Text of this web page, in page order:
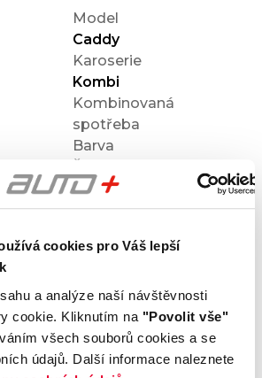
cookies pro Váš lepší
a analýze naší návštěvnosti
cookie. Kliknutím na "Povolit vše"
všech souborů cookies a se
údajů. Další informace naleznete
Model
Caddy
Karoserie
Kombi
Kombinovaná
spotřeba
Barva
Odpočet DPH
S odpočtem DPH
O121U01989